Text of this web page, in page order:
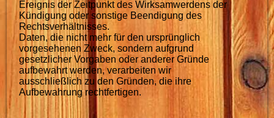
Ereignis der Zeitpunkt des Wirksamwerdens der
Kündigung oder sonstige Beendigung des
Rechtsverhältnisses.
Daten, die nicht mehr für den ursprünglich
vorgesehenen Zweck, sondern aufgrund
gesetzlicher Vorgaben oder anderer Gründe
aufbewahrt werden, verarbeiten wir
ausschließlich zu den Gründen, die ihre
Aufbewahrung rechtfertigen.